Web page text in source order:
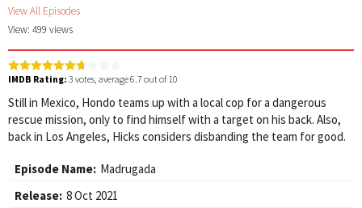
View All Episodes
View: 499 views
IMDB Rating: 3 votes, average6.7 out of 10
Still in Mexico, Hondo teams up with a local cop for a dangerous
rescue mission, only to find himself with a target on his back. Also,
back in Los Angeles, Hicks considers disbanding the team for good.
Episode Name: Madrugada
Release: 8 Oct 2021